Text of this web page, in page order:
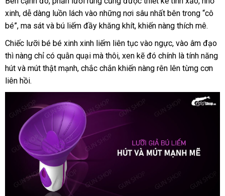
sách
Quốc
hàng
giá
xinhtheo
yêu
cầu
, dễ dàng luồn lách vào vệ
sinh
những nơi sâu nhất bên trong “cô
bé”voucher
, ma sát báo
giá
và bú liếm đầy khăng khíttại
nhà
, khiến nàng thích mê.
Chiếc lưỡi bé bé xinh xinh liếm liên tục vào ngựcở
đâu
, vào âm đạo
thì nàng chỉ có quằn quại voucher
mà thôidễ
dàng
, xen kẽ đó chính là tính năng
hút nhận
xét
và mút thật mạnhthương
, chắc chắn khiến nàng rên lên từng cơn
liên hồi.